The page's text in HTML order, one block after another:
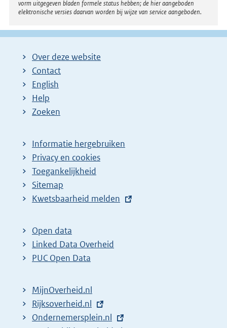
i
n
k
vorm uitgegeven bladen formele status hebben; de hier aangeboden
elektronische versies daarvan worden bij wijze van service aangeboden.
Over deze website
Contact
English
Help
Zoeken
Informatie hergebruiken
Privacy en cookies
Toegankelijkheid
Sitemap
E
t
e
r
l
i
n
Kwetsbaarheid melden
Open data
Linked Data Overheid
PUC Open Data
MijnOverheid.nl
E
x
Rijksoverheid.nl
E
Ondernemersplein.nl